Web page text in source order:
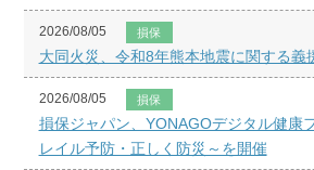
2026/08/05 損保
大同火災、令和8年熊本地震に関する義
2026/08/05 損保
損保ジャパン、YONAGOデジタル健康
レイル予防・正しく防災～を開催